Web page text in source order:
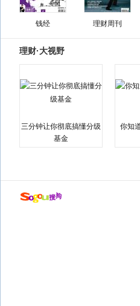
钱经 理财周刊
理财·大视野
三分钟让你彻底搞懂分级
基金
你知